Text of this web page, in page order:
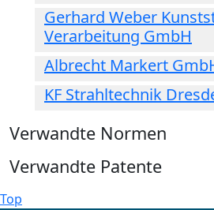
Gerhard Weber
Verarbeitung GmbH
Albrecht Markert
KF Strahltechnik
Verwandte Normen
Verwandte Patente
Top